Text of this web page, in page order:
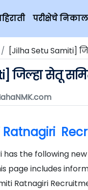
परीक्षेचे निकाल
[Jilha Setu Samiti]
जिल्हा सेतू
has the following
page includes
Ratnagiri